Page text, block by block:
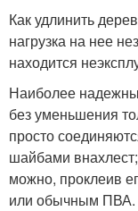
Как удлинить
нагрузка на нее
находится
Наиболее
без уменьшения
просто
шайбами
можно, проклеив
или обычным ПВА.